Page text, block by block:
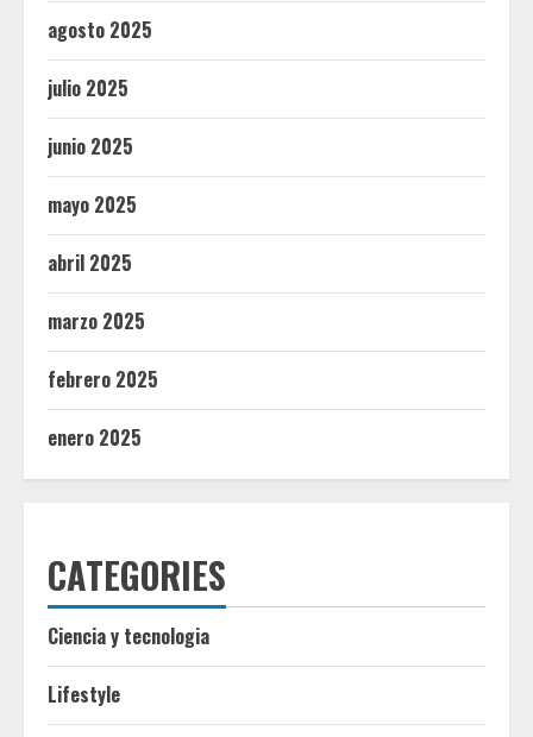
agosto 2025
julio 2025
junio 2025
mayo 2025
abril 2025
marzo 2025
febrero 2025
enero 2025
CATEGORIES
Ciencia y tecnologia
Lifestyle